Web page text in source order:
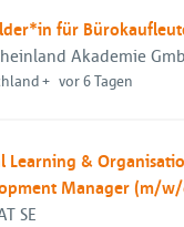
für
Akademie
+ Veröffentlicht
vor 6 Tagen
Learning &
Manager (m/
SE